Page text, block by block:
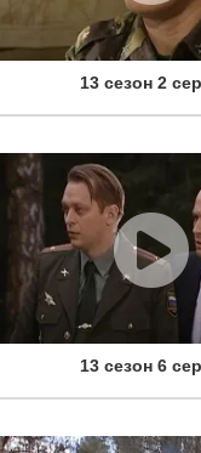
13 сезон 2
13 сезон 6